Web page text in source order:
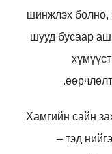
шинжлэх болно,
шууд бусаар
Хамгийн сайн
– тэд